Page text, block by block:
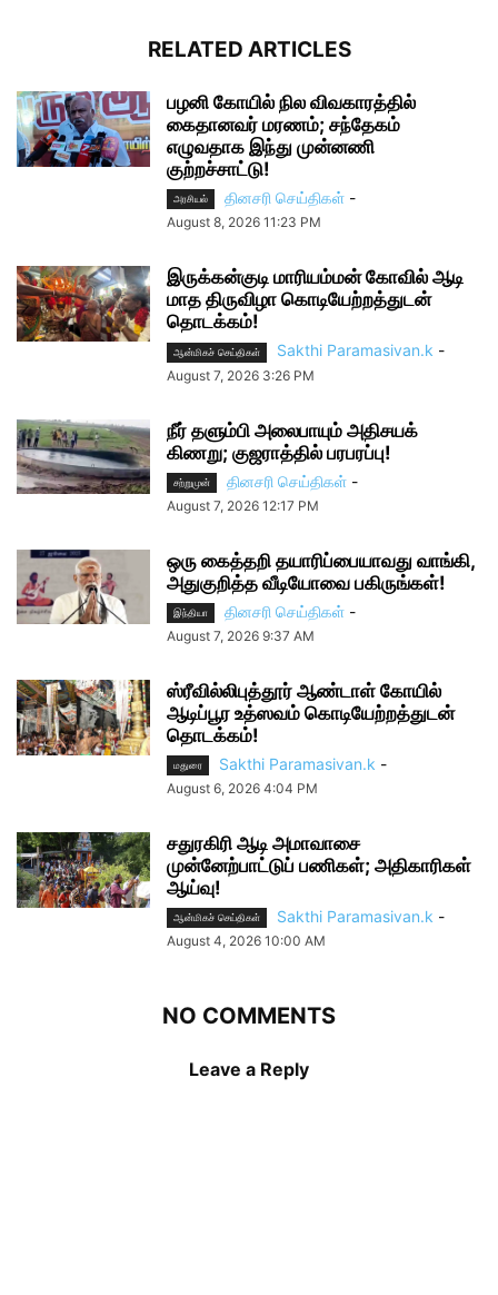
RELATED ARTICLES
பழனி கோயில் நில விவகாரத்தில்
கைதானவர் மரணம்; சந்தேகம்
எழுவதாக இந்து முன்னணி
குற்றச்சாட்டு!
அரசியல் தினசரி செய்திகள் -
August 8, 2026 11:23 PM
இருக்கன்குடி மாரியம்மன் கோவில் ஆடி
மாத திருவிழா கொடியேற்றத்துடன்
தொடக்கம்!
ஆன்மிகச் செய்திகள் Sakthi Paramasivan.k -
August 7, 2026 3:26 PM
நீர் தளும்பி அலைபாயும் அதிசயக்
கிணறு; குஜராத்தில் பரபரப்பு!
சற்றுமுன் தினசரி செய்திகள் -
August 7, 2026 12:17 PM
ஒரு கைத்தறி தயாரிப்பையாவது வாங்கி,
அதுகுறித்த வீடியோவை பகிருங்கள்!
இந்தியா தினசரி செய்திகள் -
August 7, 2026 9:37 AM
ஸ்ரீவில்லிபுத்தூர் ஆண்டாள் கோயில்
ஆடிப்பூர உத்ஸவம் கொடியேற்றத்துடன்
தொடக்கம்!
மதுரை Sakthi Paramasivan.k -
August 6, 2026 4:04 PM
சதுரகிரி ஆடி அமாவாசை
முன்னேற்பாட்டுப் பணிகள்; அதிகாரிகள்
ஆய்வு!
ஆன்மிகச் செய்திகள் Sakthi Paramasivan.k -
August 4, 2026 10:00 AM
NO COMMENTS
Leave a Reply